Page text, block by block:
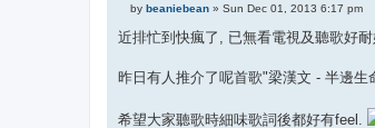
P
o
s
by beaniebean » Sun Dec 01, 2013 6:17 pm
近排忙到快瘋了, 已無看電視及聽歌好
昨日有人推介了呢首歌"梁漢文 - 半邊
希望大家聽歌時細味歌詞後都好有feel.